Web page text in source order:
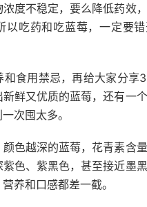
度不稳定，要么降低药效
以吃药和吃蓝莓，一定要
和食用禁忌，再给大家分享
鲜又优质的蓝莓，还有一
次囤太多。
颜色越深的蓝莓，花青素含
色、紫黑色，甚至接近墨
养和口感都差一截。